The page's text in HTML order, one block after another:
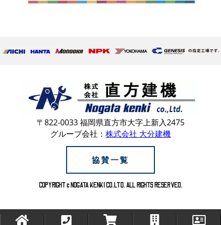
〒822-0033 福岡県直方市大字上新入2475
グループ会社： 株式会社 大分建機
協賛一覧
COPYRIGHT c NOGATA KENKI CO.LTD. ALL RIGHTS RESERVED.